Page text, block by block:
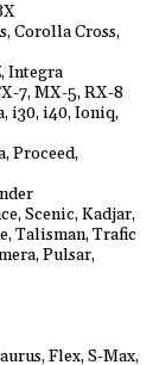
Corolla Cross,
Integra
7, MX-5, RX-8
i30, i40, Ioniq,
Proceed,
Scenic, Kadjar,
Talisman, Trafic
Pulsar,
Flex, S-Max,